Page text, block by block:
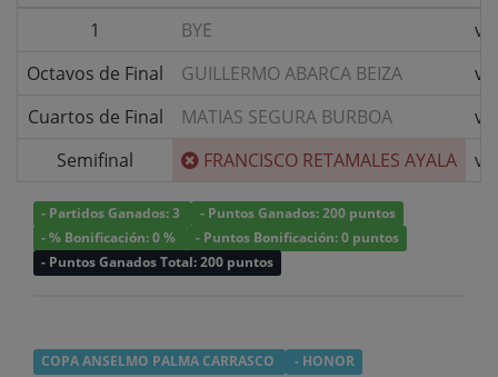
1
BYE
v/s
Octavos de Final
GUILLERMO ABARCA BEIZA
v/s
Cuartos de Final
MATIAS SEGURA BURBOA
v/s
Semifinal
FRANCISCO RETAMALES AYALA v/s
- Partidos Ganados: 3
- Puntos Ganados: 200 puntos
- % Bonificación: 0 %
- Puntos Bonificación: 0 puntos
- Puntos Ganados Total: 200 puntos
COPA ANSELMO PALMA CARRASCO - HONOR